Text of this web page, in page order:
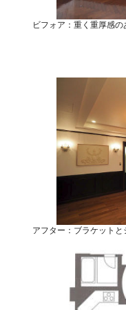
ビフォア：重く重厚感の
アフター：ブラケットと